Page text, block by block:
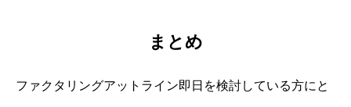
まとめ
ファクタリングアットライン即日を検討している方にと